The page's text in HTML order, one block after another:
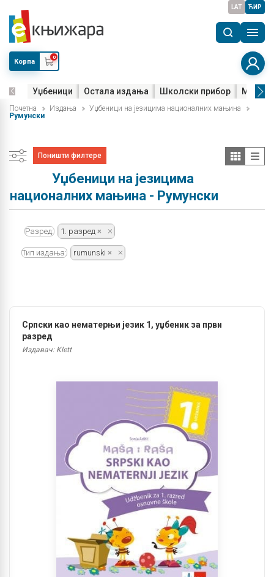
LAT ЋИР
Корпа
0
Уџбеници Остала издања Школски прибор Мала
Почетна Издања
Уџбеници на језицима националних мањина
Румунски
Поништи филтере
Уџбеници на језицима
националних мањина - Румунски
Разред: 1. разред
Тип издања: rumunski
Српски као нематерњи језик 1, уџбеник за први
разред
Издавач: Klett